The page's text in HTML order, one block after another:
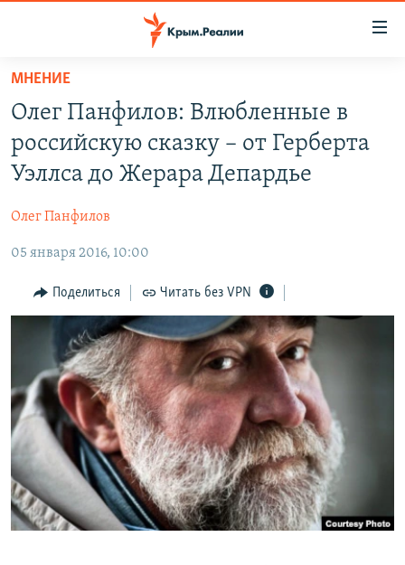
Вернуться
основному
содержанию
Вернутся
главной
навигации
Вернутся
поиску
СПЕЦПРОЕКТЫ
11 ЛЕТ ОККУПАЦИИ КРЫМА. 11 ИСТОРИЙ СОПРОТИВЛЕНИЯ
ВОДА
ЕЩЕ
ИНТЕРАКТИВ
ИНФОГРАФИКА
ТЕЛЕПРОЕКТ КРЫМ.РЕАЛИИ
СОВЕТЫ ПРАВОЗАЩИТНИКОВ
ПРОПАВШИЕ БЕЗ ВЕСТИ
ПОБЕДИТЕЛЕЙ НЕ СУДЯТ?
КРЫМ.НЕПОКОРЕННЫЙ
ELIFBE
УКРАИНСКАЯ ПРОБЛЕМА КРЫМА
РАДІО СВОБОДА
КАК ОБОЙТИ БЛОКИРОВКУ
Українською
Qırımtatar
ПРИСОЕДИНЯЙТЕСЬ!
МНЕНИЕ
Олег Панфилов: Влюбленные в
российскую сказку – от Герберта
Уэллса до Жерара Депардье
Олег Панфилов
05 января 2016, 10:00
Поделиться Читать без VPN